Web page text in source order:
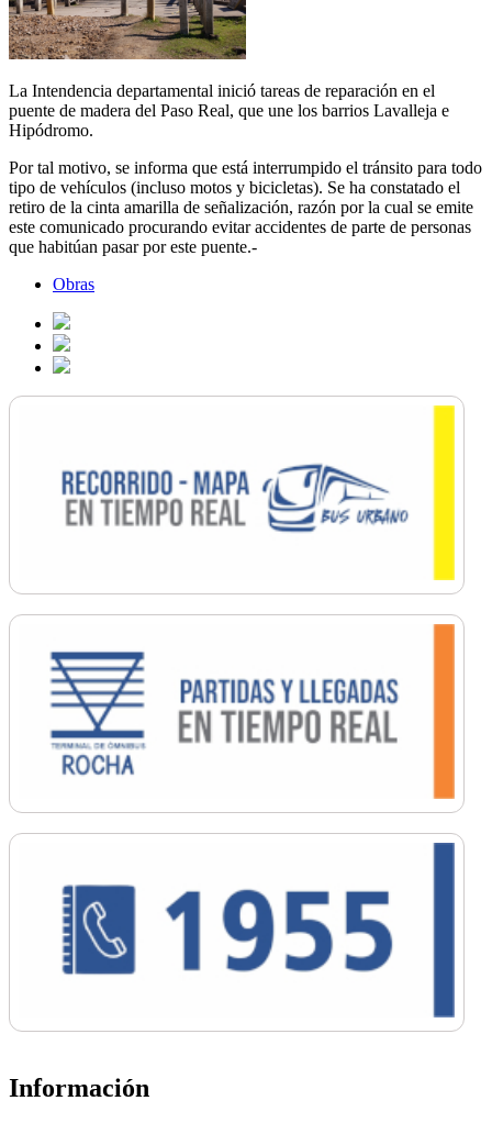
La Intendencia departamental inició tareas de reparación en el
puente de madera del Paso Real, que une los barrios Lavalleja e
Hipódromo.
Por tal motivo, se informa que está interrumpido el tránsito para todo
tipo de vehículos (incluso motos y bicicletas). Se ha constatado el
retiro de la cinta amarilla de señalización, razón por la cual se emite
este comunicado procurando evitar accidentes de parte de personas
que habitúan pasar por este puente.-
Obras
Información